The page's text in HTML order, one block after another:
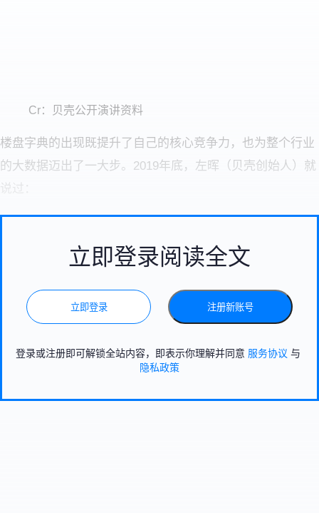
Cr：贝壳公开演讲资料
楼盘字典的出现既提升了自己的核心竞争力，也为整个行业
的大数据迈出了一大步。2019年底，左晖（贝壳创始人）就
立即登录阅读全文
立即登录 注册新账号
登录或注册即可解锁全站内容，即表示你理解并同意 服务协议 与
隐私政策